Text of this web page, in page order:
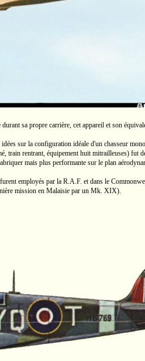
sa propre carrière, cet appareil et son
sur la configuration idéale d'un chasseur
train rentrant, équipement huit mitrailleuses) fut
mais plus performante sur le plan
employés par la R.A.F. et dans le
mission en Malaisie par un Mk. XIX).